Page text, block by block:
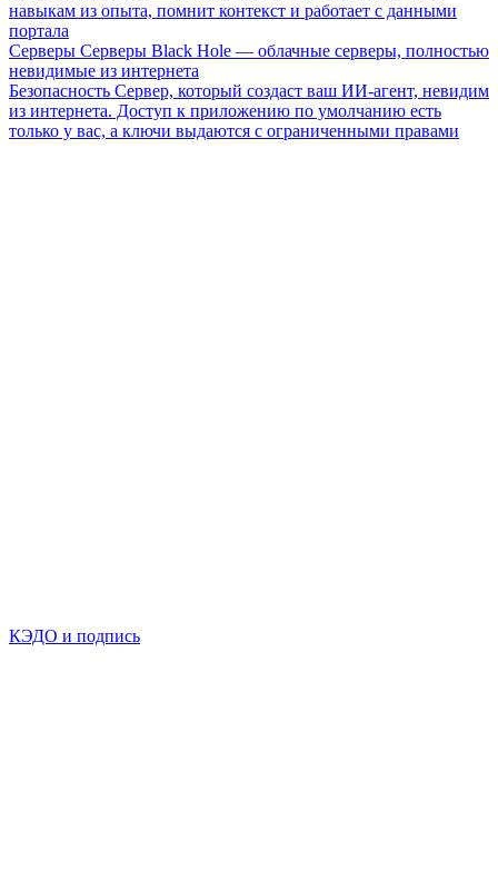
навыкам из опыта, помнит контекст и работает с данными
портала
Серверы Серверы Black Hole — облачные серверы, полностью
невидимые из интернета
Безопасность Сервер, который создаст ваш ИИ-агент, невидим
из интернета. Доступ к приложению по умолчанию есть
только у вас, а ключи выдаются с ограниченными правами
КЭДО и подпись